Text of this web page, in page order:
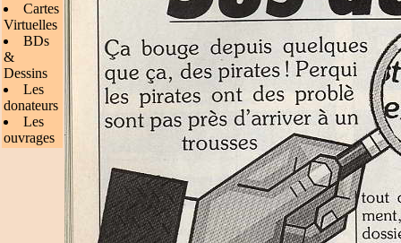
Cartes
Virtuelles
BDs
&
Dessins
Les
donateurs
Les
ouvrages